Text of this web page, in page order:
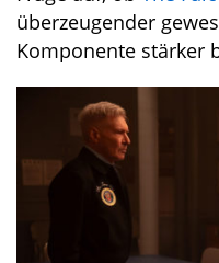
überzeugender
Komponente stärker